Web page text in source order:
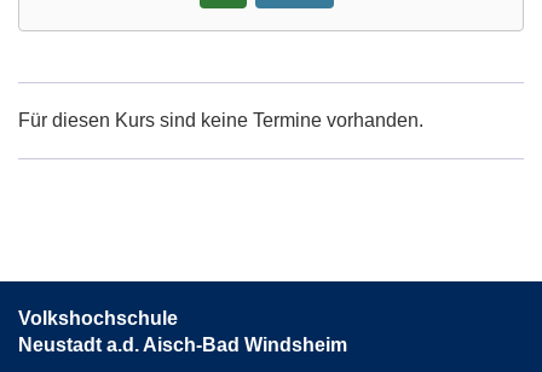
Maps
Karte
Gerhardshofen,
öffnen
Für diesen Kurs sind keine Termine vorhanden.
Volkshochschule
Neustadt a.d. Aisch-Bad Windsheim